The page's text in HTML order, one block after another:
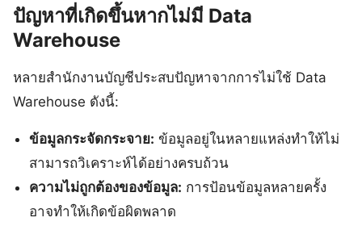
ปัญหาที่เกิดขึ้นหากไม่มี Data
Warehouse
หลายสำนักงานบัญชีประสบปัญหาจากการไม่ใช้ Data
Warehouse ดังนี้:
ข้อมูลกระจัดกระจาย: ข้อมูลอยู่ในหลายแหล่งทำให้ไม่
สามารถวิเคราะห์ได้อย่างครบถ้วน
ความไม่ถูกต้องของข้อมูล: การป้อนข้อมูลหลายครั้ง
อาจทำให้เกิดข้อผิดพลาด